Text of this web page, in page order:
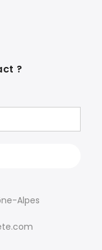
?
Alpes